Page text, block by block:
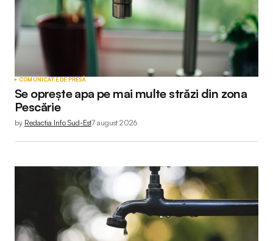
COMUNICATE DE PRESĂ
Se oprește apa pe mai multe străzi din zona
Pescărie
by Redactia Info Sud-Est7 august 2026